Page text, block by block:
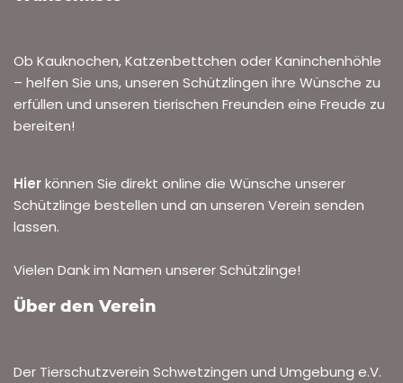
Ob Kauknochen, Katzenbettchen oder Kaninchenhöhle
– helfen Sie uns, unseren Schützlingen ihre Wünsche zu
erfüllen und unseren tierischen Freunden eine Freude zu
bereiten!
Hierkönnen Sie direkt online die Wünsche unserer
Schützlinge bestellen und an unseren Verein senden
lassen.
Vielen Dank im Namen unserer Schützlinge!
Über den Verein
Der Tierschutzverein Schwetzingen und Umgebung e.V.